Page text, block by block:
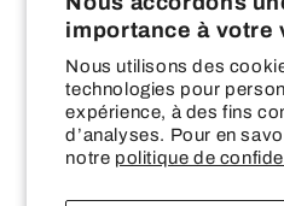
importance à votre
Nous utilisons des
technologies pour
expérience, à des fins
d’analyses. Pour en
notre politique de
Google Pixel 9 Pro XL
Google Pixel 8
Google Pixel 6
—
SUR VOTRE
LES WONDERLANDS